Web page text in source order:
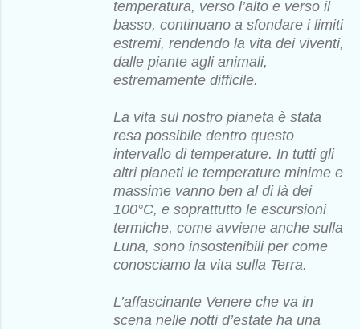
temperatura, verso l’alto e verso il
basso, continuano a sfondare i limiti
estremi, rendendo la vita dei viventi,
dalle piante agli animali,
estremamente difficile.
La vita sul nostro pianeta è stata
resa possibile dentro questo
intervallo di temperature. In tutti gli
altri pianeti le temperature minime e
massime vanno ben al di là dei
100°C, e soprattutto le escursioni
termiche, come avviene anche sulla
Luna, sono insostenibili per come
conosciamo la vita sulla Terra.
L’affascinante Venere che va in
scena nelle notti d’estate ha una